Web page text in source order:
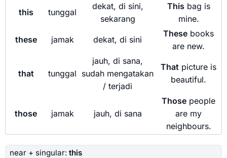
this tunggal
dekat, di sini,
sekarang
This bag is
mine.
these jamak dekat, di sini
These books
are new.
that tunggal
jauh, di sana,
sudah mengatakan
/ terjadi
That picture is
beautiful.
those jamak jauh, di sana
Those people
are my
neighbours.
near + singular: this